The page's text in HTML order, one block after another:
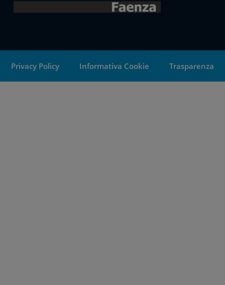
Privacy Policy Informativa Cookie Trasparenza